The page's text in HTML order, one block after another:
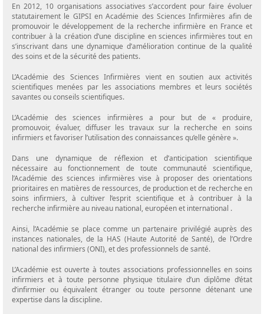
En 2012, 10 organisations associatives s’accordent pour faire évoluer
statutairement le GIPSI en Académie des Sciences Infirmières afin de
promouvoir le développement de la recherche infirmière en France et
contribuer à la création d’une discipline en sciences infirmières tout en
s’inscrivant dans une dynamique d’amélioration continue de la qualité
des soins et de la sécurité des patients.
L’Académie des Sciences Infirmières vient en soutien aux activités
scientifiques menées par les associations membres et leurs sociétés
savantes ou conseils scientifiques.
L’Académie des sciences infirmières a pour but de « produire,
promouvoir, évaluer, diffuser les travaux sur la recherche en soins
infirmiers et favoriser l’utilisation des connaissances qu’elle génère ».
Dans une dynamique de réflexion et d’anticipation scientifique
nécessaire au fonctionnement de toute communauté scientifique,
l’Académie des sciences infirmières vise à proposer des orientations
prioritaires en matières de ressources, de production et de recherche en
soins infirmiers, à cultiver l’esprit scientifique et à contribuer à la
recherche infirmière au niveau national, européen et international .
Ainsi, l’Académie se place comme un partenaire privilégié auprès des
instances nationales, de la HAS (Haute Autorité de Santé), de l’Ordre
national des infirmiers (ONI), et des professionnels de santé.
L’Académie est ouverte à toutes associations professionnelles en soins
infirmiers et à toute personne physique titulaire d’un diplôme d’état
d’infirmier ou équivalent étranger ou toute personne détenant une
expertise dans la discipline.